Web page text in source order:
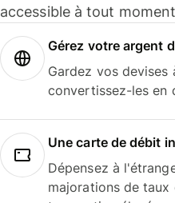
accessible à tout
Gérez votre argent
Gardez vos
convertissez-les en
Une carte de débit
Dépensez à
majorations de